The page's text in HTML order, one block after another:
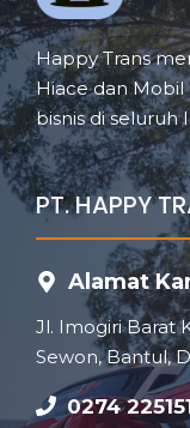
Happy Trans
Hiace dan
bisnis di seluruh
PT. HAPPY
Alamat
Jl. Imogiri Barat
Sewon, Bantul,
0274